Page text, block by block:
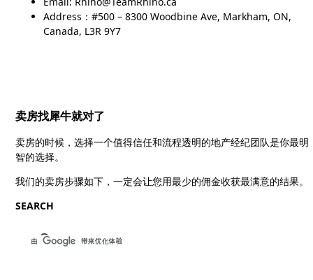
Address：#500 – 8300 Woodbine Ave, Markham, ON,
Canada, L3R 9Y7
卖房找犀牛就对了
卖房的时候，选择一个值得信任和流程透明的地产经纪团队是你最明
智的选择。
我们的卖房步骤如下，一定会让您用最少的佣金收获最满意的结果。
SEARCH